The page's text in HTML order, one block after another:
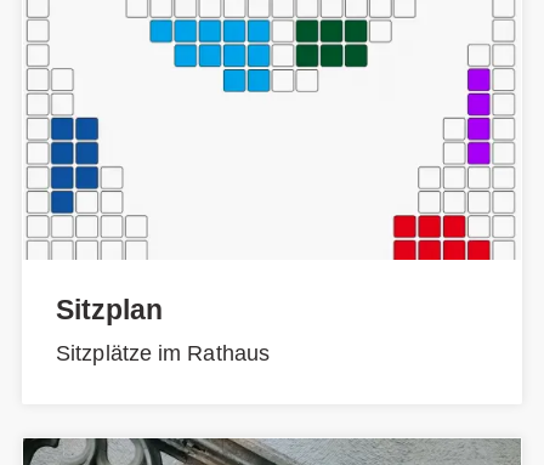
Sitzplan
Sitzplätze im Rathaus